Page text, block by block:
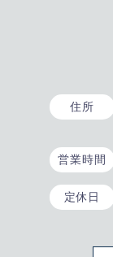
住所
営業時間
定休日